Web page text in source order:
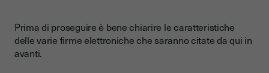
Prima di proseguire è bene chiarire le caratteristiche
delle varie firme elettroniche che saranno citate da qui in
avanti.